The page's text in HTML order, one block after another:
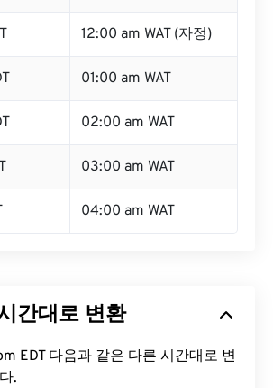
12:00 am WAT (자정)
01:00 am WAT
02:00 am WAT
03:00 am WAT
04:00 am WAT
간대로 변환
EDT 다음과 같은 다른 시간대로 변
.